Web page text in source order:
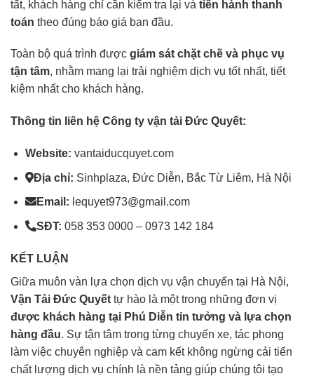
tất, khách hàng chỉ cần kiểm tra lại và tiến hành thanh
toán theo đúng báo giá ban đầu.
Toàn bộ quá trình được giám sát chặt chẽ và phục vụ
tận tâm, nhằm mang lại trải nghiệm dịch vụ tốt nhất, tiết
kiệm nhất cho khách hàng.
Thông tin liên hệ Công ty vận tải Đức Quyết:
Website: vantaiducquyet.com
Địa chỉ: Sinhplaza, Đức Diễn, Bắc Từ Liêm, Hà Nội
Email: lequyet973@gmail.com
SĐT: 058 353 0000 – 0973 142 184
KẾT LUẬN
Giữa muôn vàn lựa chọn dịch vụ vận chuyển tại Hà Nội,
Vận Tải Đức Quyết tự hào là một trong những đơn vị
được khách hàng tại Phú Diễn tin tưởng và lựa chọn
hàng đầu. Sự tận tâm trong từng chuyến xe, tác phong
làm việc chuyên nghiệp và cam kết không ngừng cải tiến
chất lượng dịch vụ chính là nền tảng giúp chúng tôi tạo